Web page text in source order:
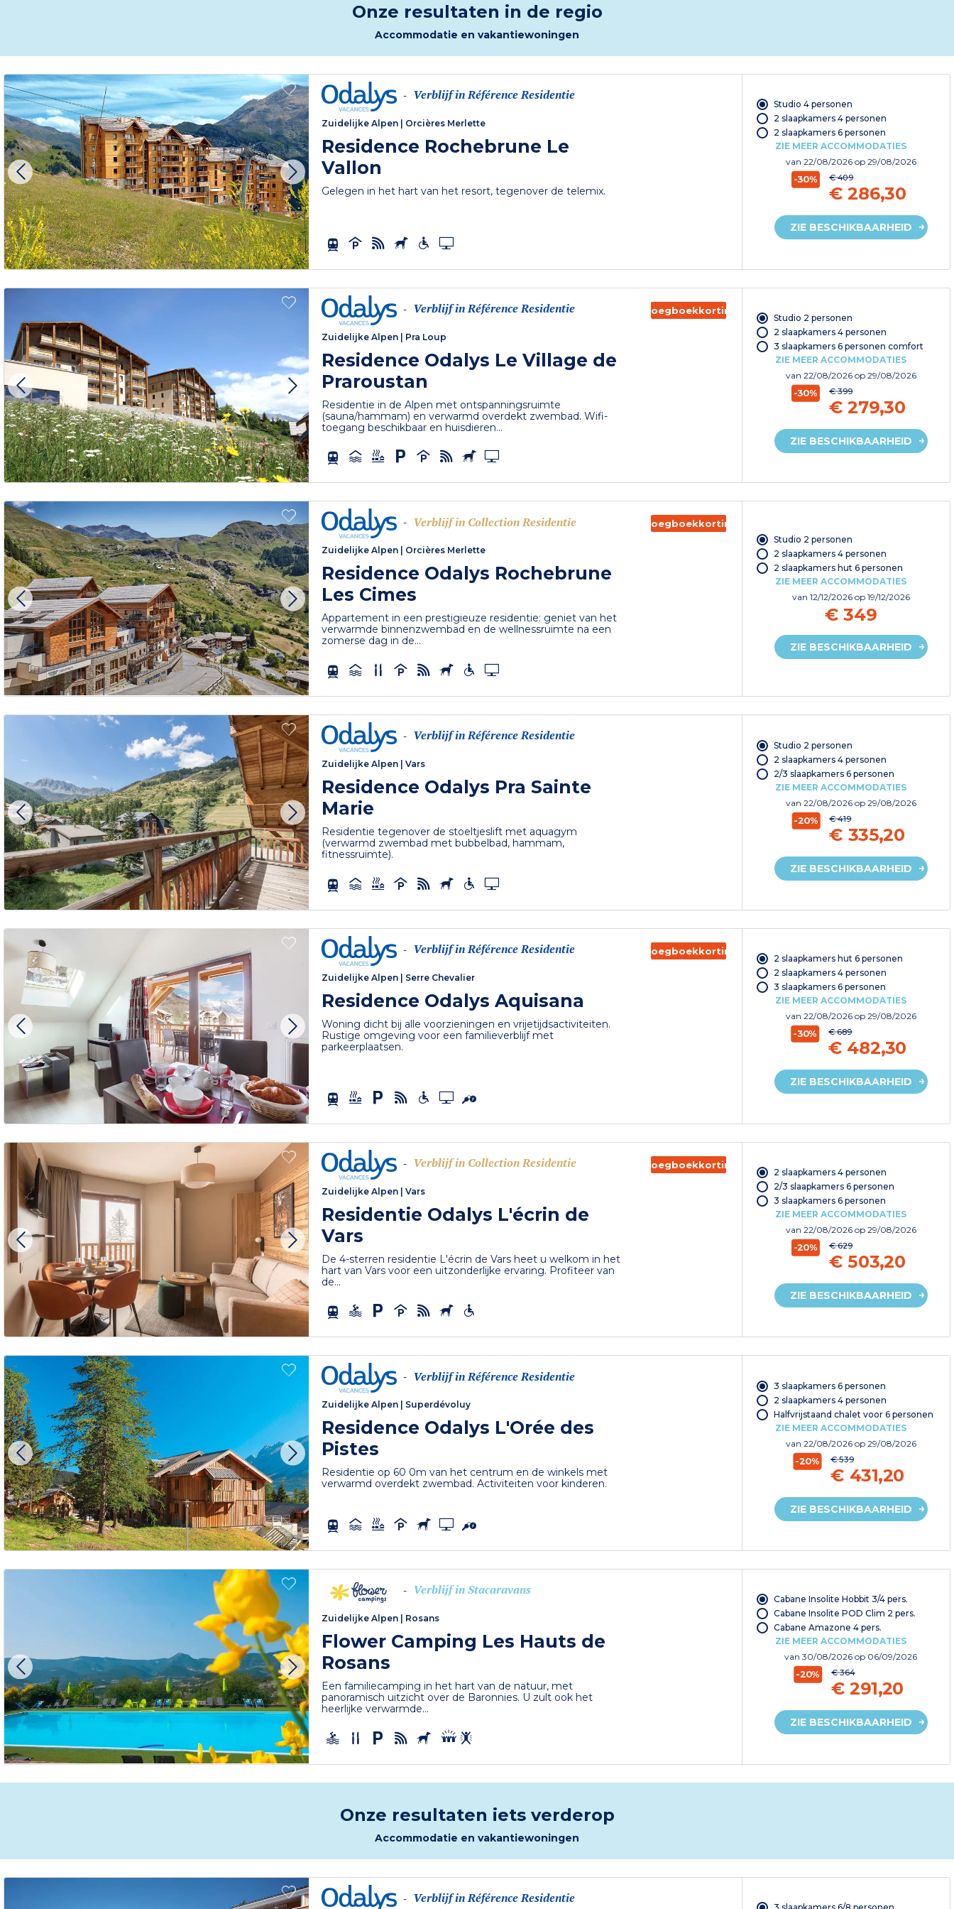
Onze resultaten in de regio
Accommodatie en vakantiewoningen
- Verblijf in Référence Residentie
Zuidelijke Alpen Orcières Merlette
Residence Rochebrune Le
Vallon
Gelegen in het hart van het resort, tegenover de telemix.
Studio 4 personen
2 slaapkamers 4 personen
2 slaapkamers 6 personen
ZIE MEER ACCOMMODATIES
van 22/08/2026 op 29/08/2026
-30% € 409
€ 286,30
ZIE BESCHIKBAARHEID
- Verblijf in Référence Residentie
Zuidelijke Alpen Pra Loup
Residence Odalys Le Village de
Praroustan
Residentie in de Alpen met ontspanningsruimte
(sauna/hammam) en verwarmd overdekt zwembad. Wifi-
toegang beschikbaar en huisdieren...
Vroegboekkorting
Studio 2 personen
2 slaapkamers 4 personen
3 slaapkamers 6 personen comfort
ZIE MEER ACCOMMODATIES
van 22/08/2026 op 29/08/2026
-30% € 399
€ 279,30
ZIE BESCHIKBAARHEID
- Verblijf in Collection Residentie
Zuidelijke Alpen Orcières Merlette
Residence Odalys Rochebrune
Les Cimes
Appartement in een prestigieuze residentie: geniet van het
verwarmde binnenzwembad en de wellnessruimte na een
zomerse dag in de...
Vroegboekkorting
Studio 2 personen
2 slaapkamers 4 personen
2 slaapkamers hut 6 personen
ZIE MEER ACCOMMODATIES
van 12/12/2026 op 19/12/2026
€ 349
ZIE BESCHIKBAARHEID
- Verblijf in Référence Residentie
Zuidelijke Alpen |Vars
Residence Odalys Pra Sainte
Marie
Residentie tegenover de stoeltjeslift met aquagym
(verwarmd zwembad met bubbelbad, hammam,
fitnessruimte).
Studio 2 personen
2 slaapkamers 4 personen
2/3 slaapkamers 6 personen
ZIE MEER ACCOMMODATIES
van 22/08/2026 op 29/08/2026
-20% € 419
€ 335,20
ZIE BESCHIKBAARHEID
- Verblijf in Référence Residentie
Zuidelijke Alpen Serre Chevalier
Residence Odalys Aquisana
Woning dicht bij alle voorzieningen en vrijetijdsactiviteiten.
Rustige omgeving voor een familieverblijf met
parkeerplaatsen.
Vroegboekkorting
2 slaapkamers hut 6 personen
2 slaapkamers 4 personen
3 slaapkamers 6 personen
ZIE MEER ACCOMMODATIES
van 22/08/2026 op 29/08/2026
-30% € 689
€ 482,30
ZIE BESCHIKBAARHEID
- Verblijf in Collection Residentie
Zuidelijke Alpen |Vars
Residentie Odalys L'écrin de
Vars
De 4-sterren residentie L'écrin de Vars heet u welkom in het
hart van Vars voor een uitzonderlijke ervaring. Profiteer van
de...
Vroegboekkorting
2 slaapkamers 4 personen
2/3 slaapkamers 6 personen
3 slaapkamers 6 personen
ZIE MEER ACCOMMODATIES
van 22/08/2026 op 29/08/2026
-20% € 629
€ 503,20
ZIE BESCHIKBAARHEID
- Verblijf in Référence Residentie
Zuidelijke Alpen Superdévoluy
Residence Odalys L'Orée des
Pistes
Residentie op 60 0m van het centrum en de winkels met
verwarmd overdekt zwembad. Activiteiten voor kinderen.
3 slaapkamers 6 personen
2 slaapkamers 4 personen
Halfvrijstaand chalet voor 6 personen
ZIE MEER ACCOMMODATIES
van 22/08/2026 op 29/08/2026
-20% € 539
€ 431,20
ZIE BESCHIKBAARHEID
- Verblijf in Stacaravans
Zuidelijke Alpen Rosans
Flower Camping Les Hauts de
Rosans
Een familiecamping in het hart van de natuur, met
panoramisch uitzicht over de Baronnies. U zult ook het
heerlijke verwarmde...
Cabane Insolite Hobbit 3/4 pers.
Cabane Insolite POD Clim 2 pers.
Cabane Amazone 4 pers.
ZIE MEER ACCOMMODATIES
van30/08/2026op 06/09/2026
-20% € 364
€ 291,20
ZIE BESCHIKBAARHEID
Onze resultaten iets verderop
Accommodatie en vakantiewoningen
- Verblijf in Référence Residentie